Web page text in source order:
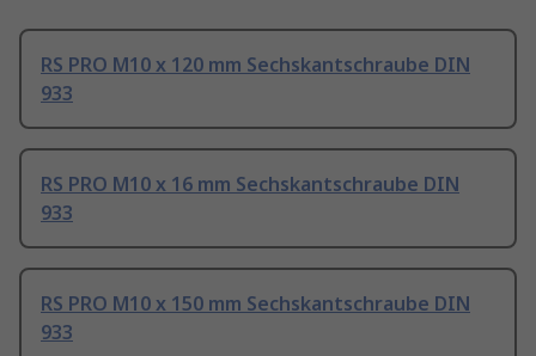
RS PRO M10 x 120 mm Sechskantschraube DIN
933
RS PRO M10 x 16 mm Sechskantschraube DIN
933
RS PRO M10 x 150 mm Sechskantschraube DIN
933